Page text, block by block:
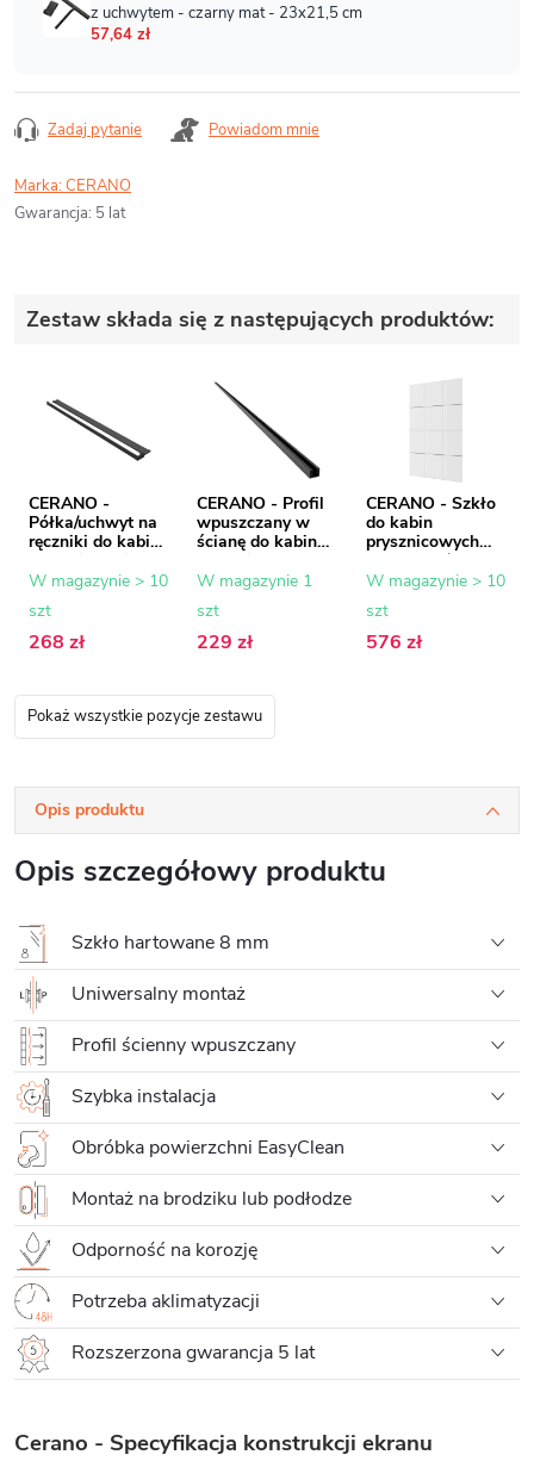
Zadaj pytanie Powiadom mnie
Marka:CERANO
Gwarancja: 5 lat
Zestaw składa się z następujących produktów:
CERANO -
Półka/uchwyt na
ręczniki do kabiny
walk-in - 8-10
- 30 do 160 cm
W magazynie > 10
szt
268 zł
CERANO - Profil
wpuszczany w
ścianę do kabin
typu walk-in - 8
- 200 cm
W magazynie 1
szt
229 zł
CERANO - Szkło
do kabin
prysznicowych
Industro L/R - 8
mm - rama
transparentne -
90x200 cm
W magazynie > 10
szt
576 zł
Pokaż wszystkie pozycje zestawu
Opis produktu
Opis szczegółowy produktu
Szkło hartowane 8 mm
Uniwersalny montaż
Profil ścienny wpuszczany
Szybka instalacja
Obróbka powierzchni EasyClean
Montaż na brodziku lub podłodze
Odporność na korozję
Potrzeba aklimatyzacji
Rozszerzona gwarancja 5 lat
Cerano - Specyfikacja konstrukcji ekranu